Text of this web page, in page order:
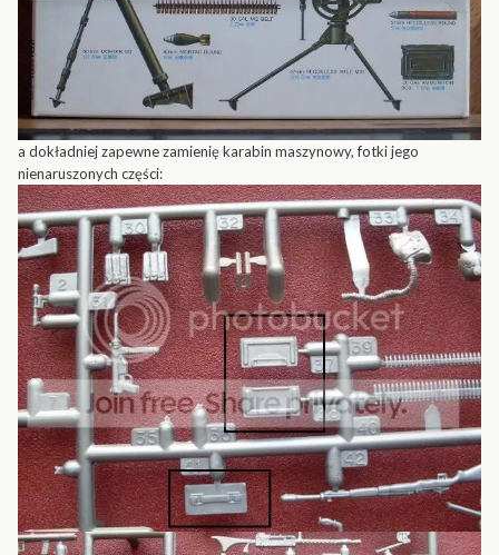
a dokładniej zapewne zamienię karabin maszynowy, fotki jego
nienaruszonych części: